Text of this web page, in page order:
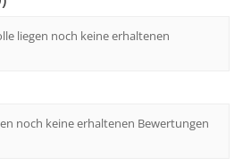
liegen noch keine erhaltenen
noch keine erhaltenen Bewertungen